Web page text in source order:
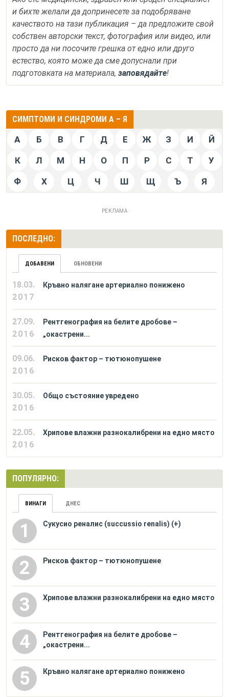
и бихте желали да допринесете за подобряване
качеството на тази публикация – да предложите свой
собствен авторски текст, фотография или видео, или
просто да ни посочите грешка от едно или друго
естество, която може да сме допуснали при
подготовката на материала, заповядайте!
СИМПТОМИ И СИНДРОМИ А – Я
А Б В Г Д Е Ж З И Й
К Л М Н О П Р С Т У
Ф Х Ц Ч Ш Щ Ъ Я
РЕКЛАМА
ПОСЛЕДНО:
ДОБАВЕНИ ОБНОВЕНИ
18.03.
2017
Кръвно налягане артериално понижено
27.09.
2016
Рентгенография на белите дробове –
„окастрени...
09.06.
2016
Рисков фактор – тютюнопушене
30.05.
2016
Общо състояние увредено
22.05.
2016
Хрипове влажни разнокалибрени на едно място
ПОПУЛЯРНО:
ВИНАГИ ДНЕС
1 Сукусио реналис (succussio renalis) (+)
2 Рисков фактор – тютюнопушене
3 Хрипове влажни разнокалибрени на едно място
4
Рентгенография на белите дробове –
„окастрени...
5 Кръвно налягане артериално понижено